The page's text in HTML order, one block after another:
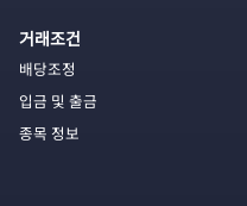
거래조건
배당조정
입금 및 출금
종목 정보